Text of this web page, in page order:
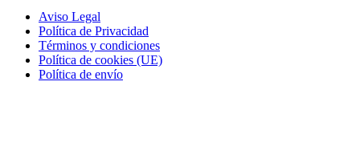
Aviso Legal
Política de Privacidad
Términos y condiciones
Política de cookies (UE)
Política de envío